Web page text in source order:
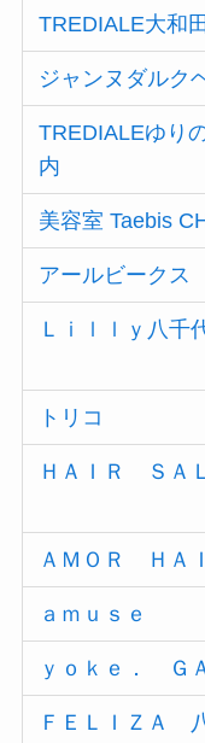
TREDIALE大和
ジャンヌダルク
TREDIALEゆり
内
美容室 Taebis
アールビークス
Ｌｉｌｌｙ八千
トリコ
ＨＡＩＲ ＳＡ
ＡＭＯＲ ＨＡ
ａｍｕｓｅ
ｙｏｋｅ． Ｇ
ＦＥＬＩＺＡ